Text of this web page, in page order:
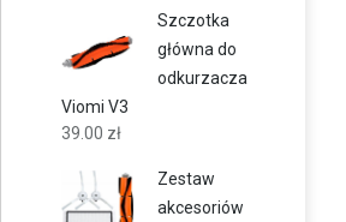
Szczotka
główna do
odkurzacza
Viomi V3
39.00 zł
Zestaw
akcesoriów